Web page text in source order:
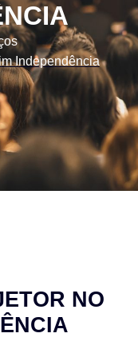
Independência
NO